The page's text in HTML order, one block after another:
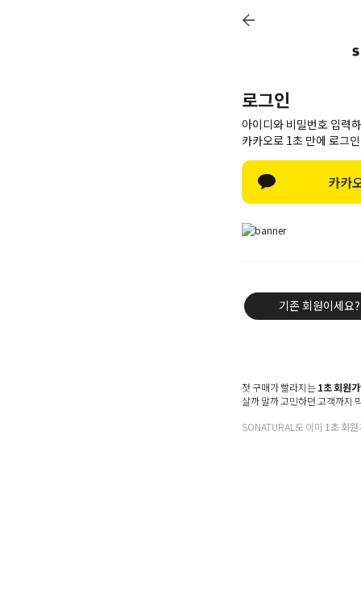
로그인
아이디와 비밀번호 입력
카카오로 1초 만에 로그
카카
기존 회원이세요?
첫 구매가 빨라지는1초 회원
살까 말까 고민하던 고객까지
SONATURAL도 이미 1초 회